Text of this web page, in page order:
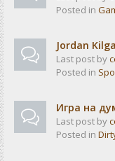
Posted in
Jordan
Last post by
Posted in
Игра на
Last post by
Posted in